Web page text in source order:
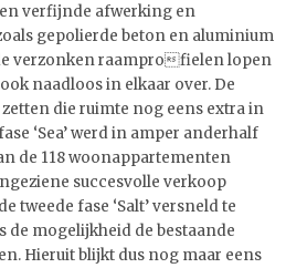
verfijnde afwerking en
gepolierde beton en aluminium
verzonken raamprofielen lopen
naadloos in elkaar over. De
die ruimte nog eens extra in
‘Sea’ werd in amper anderhalf
de 118 woonappartementen
succesvolle verkoop
tweede fase ‘Salt’ versneld te
de mogelijkheid de bestaande
Hieruit blijkt dus nog maar eens